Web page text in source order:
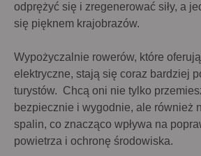
odprężyć się i zregenerować siły, a
się pięknem krajobrazów.
Wypożyczalnie rowerów, które
elektryczne, stają się coraz bardziej
turystów. Chcą oni nie tylko
bezpiecznie i wygodnie, ale również
spalin, co znacząco wpływa na
powietrza i ochronę środowiska.